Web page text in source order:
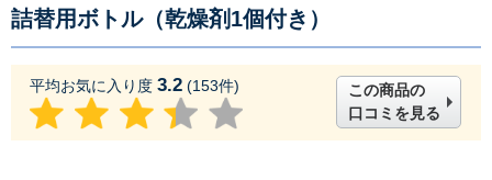
詰替用ボトル（乾燥剤1個付き）
平均お気に入り度 3.2 (153件)
この商品の
口コミを見る